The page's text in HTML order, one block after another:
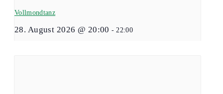
Vollmondtanz
28. August 2026 @ 20:00 - 22:00